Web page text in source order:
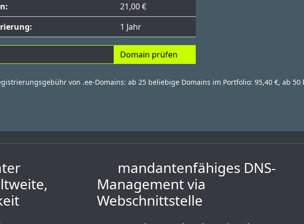
21,00 €
1 Jahr
Domain prüfen
von .ee-Domains: ab 25 beliebige Domains im Portfolio: 95,40 €, ab
mandantenfähiges DNS-
Management via
Webschnittstelle